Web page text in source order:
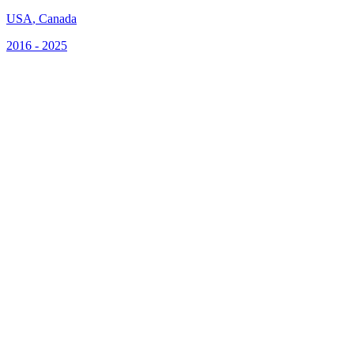
USA, Canada
2016 - 2025